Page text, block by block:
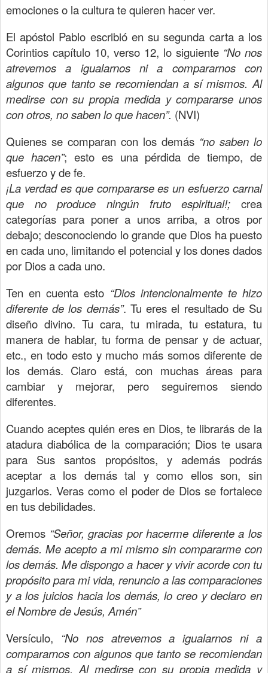
emociones o la cultura te quieren hacer ver.
El apóstol Pablo escribió en su segunda carta a los
Corintios capítulo 10, verso 12, lo siguiente “No nos
atrevemos a igualarnos ni a compararnos con
algunos que tanto se recomiendan a sí mismos. Al
medirse con su propia medida y compararse unos
con otros, no saben lo que hacen”. (NVI)
Quienes se comparan con los demás “no saben lo
que hacen”; esto es una pérdida de tiempo, de
esfuerzo y de fe.
¡La verdad es que compararse es un esfuerzo carnal
que no produce ningún fruto espiritual!; crea
categorías para poner a unos arriba, a otros por
debajo; desconociendo lo grande que Dios ha puesto
en cada uno, limitando el potencial y los dones dados
por Dios a cada uno.
Ten en cuenta esto “Dios intencionalmente te hizo
diferente de los demás”. Tu eres el resultado de Su
diseño divino. Tu cara, tu mirada, tu estatura, tu
manera de hablar, tu forma de pensar y de actuar,
etc., en todo esto y mucho más somos diferente de
los demás. Claro está, con muchas áreas para
cambiar y mejorar, pero seguiremos siendo
diferentes.
Cuando aceptes quién eres en Dios, te librarás de la
atadura diabólica de la comparación; Dios te usara
para Sus santos propósitos, y además podrás
aceptar a los demás tal y como ellos son, sin
juzgarlos. Veras como el poder de Dios se fortalece
en tus debilidades.
Oremos “Señor, gracias por hacerme diferente a los
demás. Me acepto a mi mismo sin compararme con
los demás. Me dispongo a hacer y vivir acorde con tu
propósito para mi vida, renuncio a las comparaciones
y a los juicios hacia los demás, lo creo y declaro en
el Nombre de Jesús, Amén”
Versículo, “No nos atrevemos a igualarnos ni a
compararnos con algunos que tanto se recomiendan
a sí mismos. Al medirse con su propia medida y